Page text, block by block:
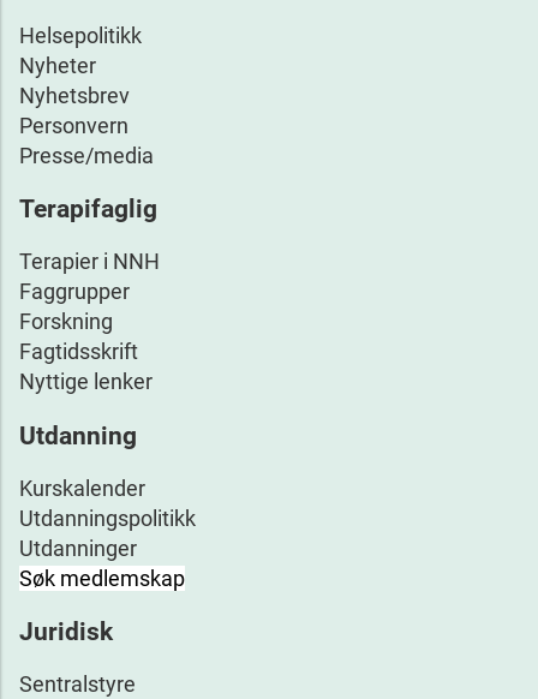
Helsepolitikk
Nyheter
Nyhetsbrev
Personvern
Presse/media
Terapifaglig
Terapier i NNH
Faggrupper
Forskning
Fagtidsskrift
Nyttige lenker
Utdanning
Kurskalender
Utdanningspolitikk
Utdanninger
Søk medlemskap
Juridisk
Sentralstyre